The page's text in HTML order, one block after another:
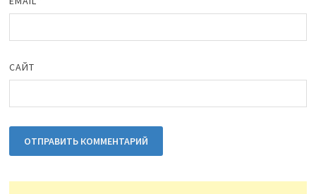
САЙТ